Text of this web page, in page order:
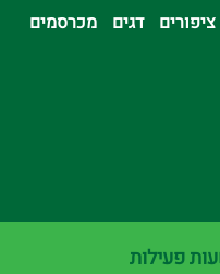
ציפורים דגים מכרסמים
פעילות